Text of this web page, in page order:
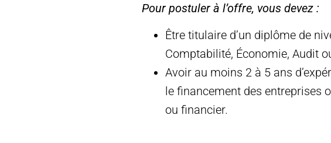
Pour postuler à l’offre, vous devez :
Être titulaire d’un diplôme de
Comptabilité, Économie, Audit
Avoir au moins 2 à 5 ans
le financement des entreprises
ou financier.